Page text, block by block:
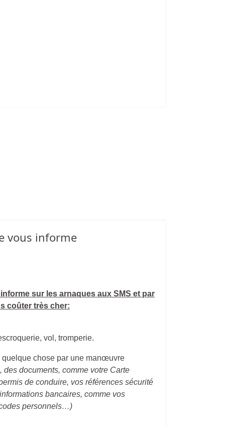
vous informe
sur les arnaques aux SMS et par
coûter très cher:
vol, tromperie.
quelque chose par une manœuvre
des documents, comme votre Carte
de conduire, vos références sécurité
bancaires, comme vos
personnels…)